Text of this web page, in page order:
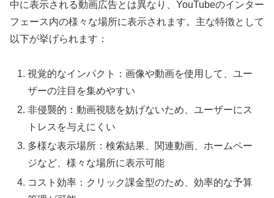
中に表示される動画広告とは異なり、YouTubeのインター
フェース内の様々な場所に表示されます。主な特徴として
以下が挙げられます：
視覚的なインパクト：画像や動画を使用して、ユー
ザーの注目を集めやすい
非侵襲的：動画視聴を妨げないため、ユーザーにス
トレスを与えにくい
多様な表示場所：検索結果、関連動画、ホームペー
ジなど、様々な場所に表示可能
コスト効率：クリック課金型のため、効率的な予算